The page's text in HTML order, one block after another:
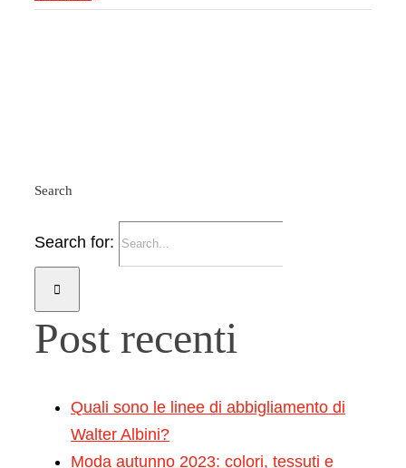
Search
Search for:
Post recenti
Quali sono le linee di abbigliamento di
Walter Albini?
Moda autunno 2023: colori, tessuti e